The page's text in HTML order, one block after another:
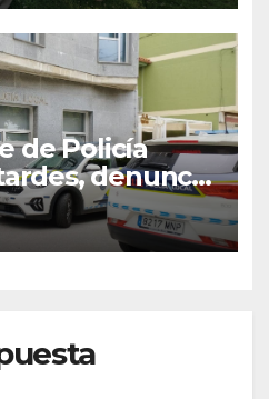
de Policía
denuncia